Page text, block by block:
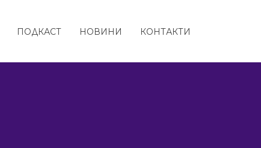
ПОДКАСТ НОВИНИ КОНТАКТИ